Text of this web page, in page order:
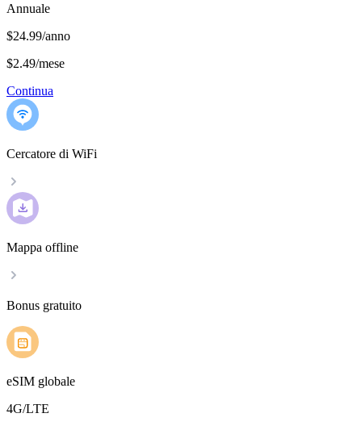
Annuale
$24.99/anno
$2.49/mese
Continua
Cercatore di WiFi
Mappa offline
Bonus gratuito
eSIM globale
4G/LTE